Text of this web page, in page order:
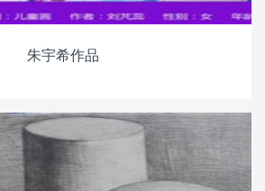
朱宇希作品